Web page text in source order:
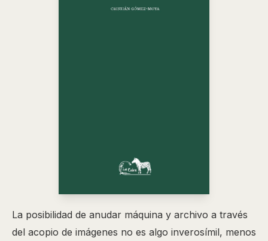
La posibilidad de anudar máquina y archivo a través
del acopio de imágenes no es algo inverosímil, menos